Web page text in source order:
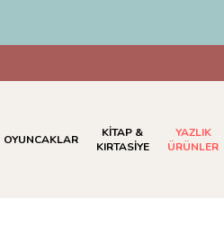
OYUNCAKLAR
KİTAP &
KIRTASİYE
YAZLIK
ÜRÜNLER